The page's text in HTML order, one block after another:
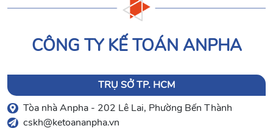
CÔNG TY KẾ TOÁN ANPHA
TRỤ SỞ TP. HCM
Tòa nhà Anpha - 202 Lê Lai, Phường Bến Thành
cskh@ketoananpha.vn